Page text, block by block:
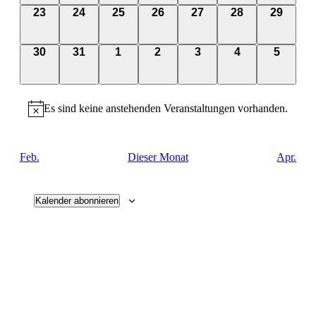
0
23
0
24
0
25
0
26
0
27
0
28
0
29
0
30
0
31
0
1
0
2
0
3
0
4
0
5
Es sind keine anstehenden Veranstaltungen vorhanden.
Feb. Dieser Monat Apr.
Kalender abonnieren